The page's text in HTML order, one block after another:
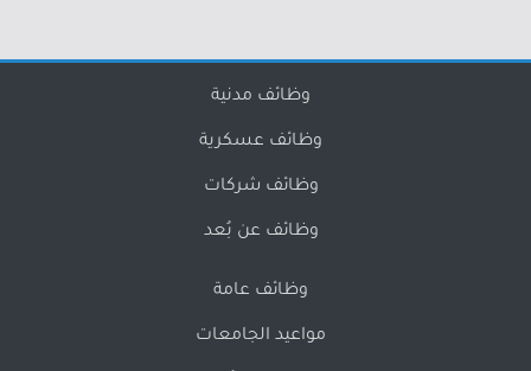
وظائف مدنية
وظائف عسكرية
وظائف شركات
وظائف عن بُعد
وظائف عامة
مواعيد الجامعات